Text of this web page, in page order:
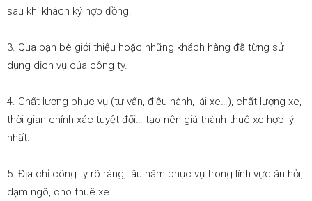
sau khi khách ký hợp đồng.
3. Qua bạn bè giới thiệu hoặc những khách hàng đã từng sử
dụng dịch vụ của công ty.
4. Chất lượng phục vụ (tư vấn, điều hành, lái xe…), chất lượng xe,
thời gian chính xác tuyệt đối… tạo nên giá thành thuê xe hợp lý
nhất.
5. Địa chỉ công ty rõ ràng, lâu năm phục vụ trong lĩnh vực ăn hỏi,
dạm ngõ, cho thuê xe…